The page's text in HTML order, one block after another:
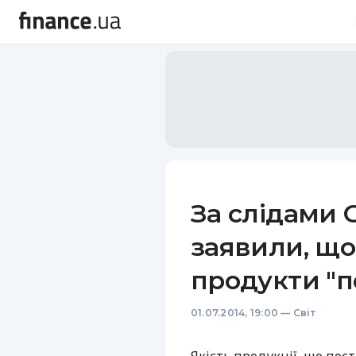
За
заявили, що
продукти
01.07.2014, 19:00 — Світ